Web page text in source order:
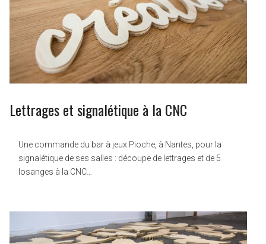
Lettrages et signalétique à la CNC
Une commande du bar à jeux Pioche, à Nantes, pour la
signalétique de ses salles : découpe de lettrages et de 5
losanges à la CNC…